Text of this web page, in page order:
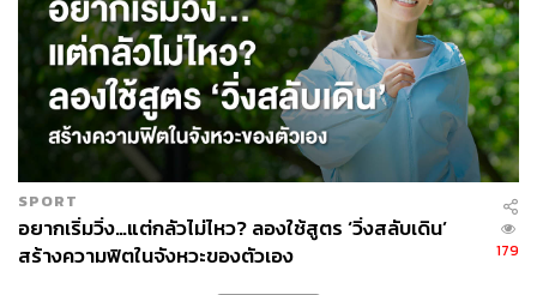
SPORT
อยากเริ่มวิ่ง…แต่กลัวไม่ไหว? ลองใช้สูตร ‘วิ่งสลับเดิน’
สร้างความฟิตในจังหวะของตัวเอง
179